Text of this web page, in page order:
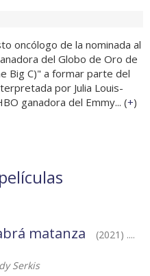
oncólogo de la nominada al
del Globo de Oro de
Big C)" a formar parte del
por Julia Louis-
ganadora del Emmy... (+)
matanza
(2021) ....
Serkis